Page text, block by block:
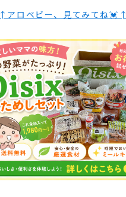
↑アロベビー、見てみてね💓↑